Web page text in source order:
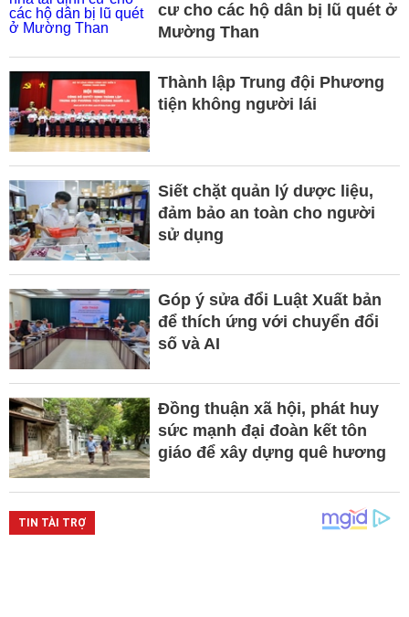
cư cho các hộ dân bị lũ quét ở
Mường Than
Thành lập Trung đội Phương
tiện không người lái
Siết chặt quản lý dược liệu,
đảm bảo an toàn cho người
sử dụng
Góp ý sửa đổi Luật Xuất bản
để thích ứng với chuyển đổi
số và AI
Đồng thuận xã hội, phát huy
sức mạnh đại đoàn kết tôn
giáo để xây dựng quê hương